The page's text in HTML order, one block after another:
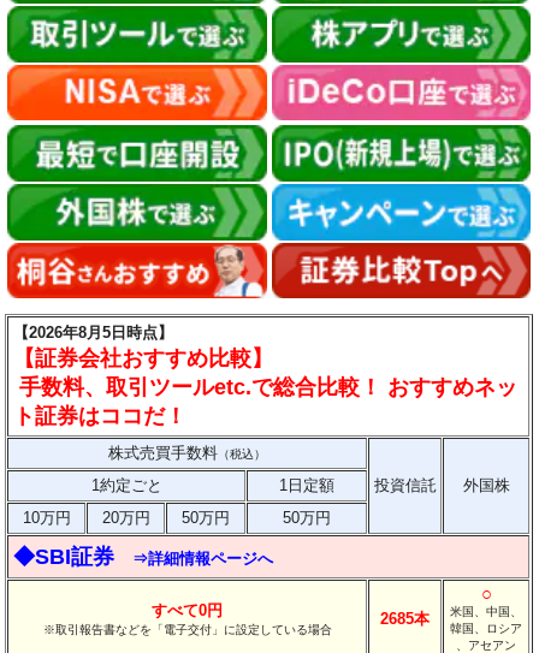
【2026年8月5日時点】
【証券会社おすすめ比較】
手数料、取引ツールetc.で総合比較！ おすすめネッ
ト証券はココだ！
株式売買手数料 （税込）
投資信託 外国株
1約定ごと
1日定額
10万円
20万円 50万円 50万円
◆SBI証券 ⇒詳細情報ページへ
すべて0円
※取引報告書などを「電子交付」に設定している場合
2685本
○
米国、中国、
韓国、ロシア
、アセアン